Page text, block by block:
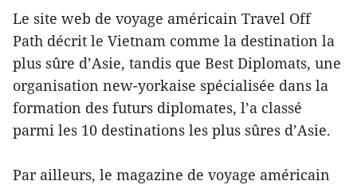
Le site web de voyage américain Travel Off
Path décrit le Vietnam comme la destination la
plus sûre d’Asie, tandis que Best Diplomats, une
organisation new-yorkaise spécialisée dans la
formation des futurs diplomates, l’a classé
parmi les 10 destinations les plus sûres d’Asie.
Par ailleurs, le magazine de voyage américain